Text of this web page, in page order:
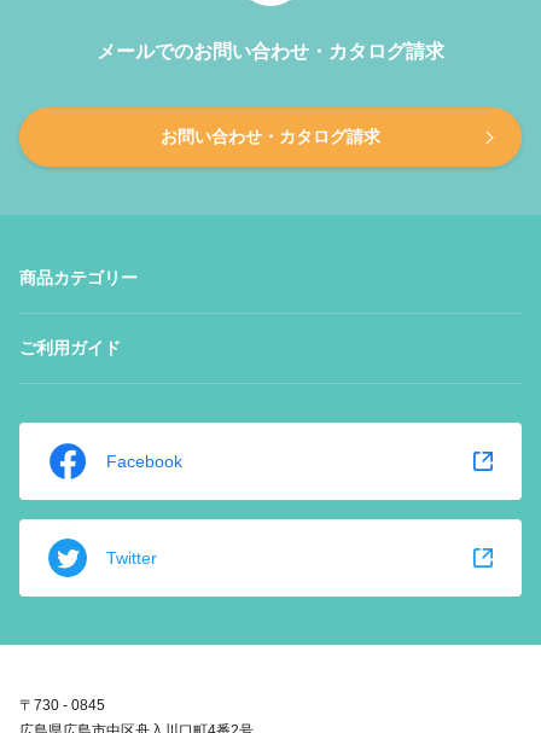
メールでのお問い合わせ・カタログ請求
お問い合わせ・カタログ請求
商品カテゴリー
ご利用ガイド
Facebook
Twitter
〒730 - 0845